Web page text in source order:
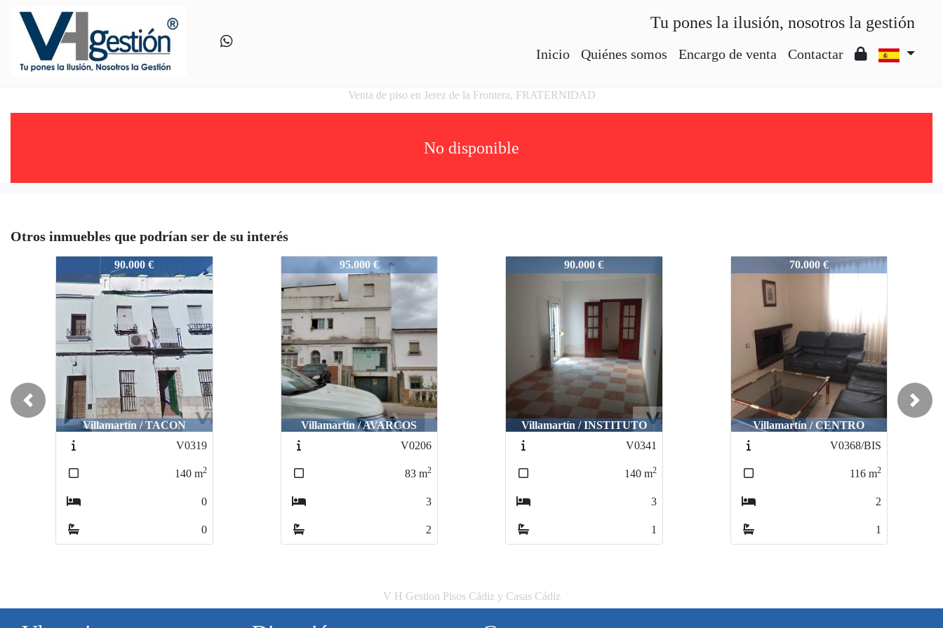
Tu pones la ilusión, nosotros la gestión
Inicio Quiénes somos Encargo de venta Contactar
Venta de piso en Jerez de la Frontera, FRATERNIDAD
No disponible
Otros inmuebles que podrían ser de su interés
VS6078419190.000 €
Villamartín / TACON
V0319
140 m2
0
0
VS6078419195.000 €
Villamartín / AVARCOS
V0206
83 m2
3
2
VS6078419190.000 €
Villamartín / INSTITUTO
V0341
140 m2
3
1
VS6078419170.000 €
Villamartín / CENTRO
V0368/BIS
116 m2
2
1
Previous Next
V H Gestion Pisos Cádiz y Casas Cádiz